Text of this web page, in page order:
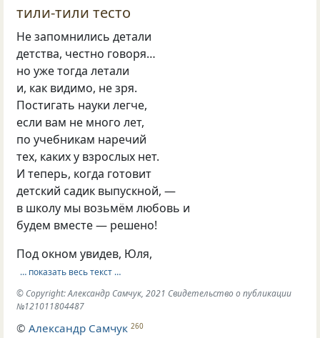
тили-тили тесто
Не запомнились детали
детства, честно говоря…
но уже тогда летали
и, как видимо, не зря.
Постигать науки легче,
если вам не много лет,
по учебникам наречий
тех, каких у взрослых нет.
И теперь, когда готовит
детский садик выпускной, —
в школу мы возьмём любовь и
будем вместе — решено!
Под окном увидев, Юля,
… показать весь текст …
© Copyright: Александр Самчук, 2021 Свидетельство о публикации
№121011804487
©Александр Самчук 260